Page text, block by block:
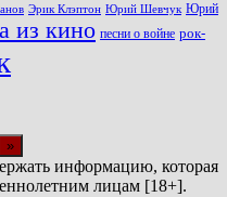
Эрик Клэптон Юрий Шевчук Юрий
из кино песни о войне рок-
информацию, которая
лицам [18+].